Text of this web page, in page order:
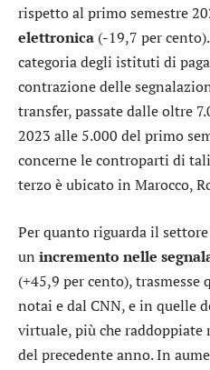
rispetto al primo semestre
elettronica (-19,7 per
categoria degli istituti di
contrazione delle
transfer, passate dalle oltre
2023 alle 5.000 del primo
concerne le controparti di
terzo è ubicato in Marocco,
Per quanto riguarda il
un incremento nelle
(+45,9 per cento), trasmesse
notai e dal CNN, e in quelle
virtuale, più che
del precedente anno. In